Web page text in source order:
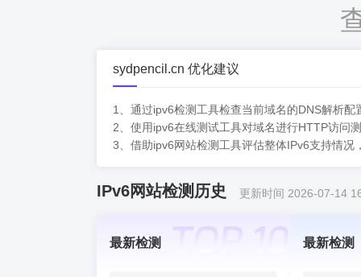
sydpencil.cn 优化建议
1、通过ipv6检测工具检查当前域名的DNS解析
2、使用ipv6在线测试工具对域名进行HTTP访问
3、借助ipv6网站检测工具评估整体IPv6支持情
IPv6网站检测历史 更新时间 2026-07-14
最新检测 最新检测